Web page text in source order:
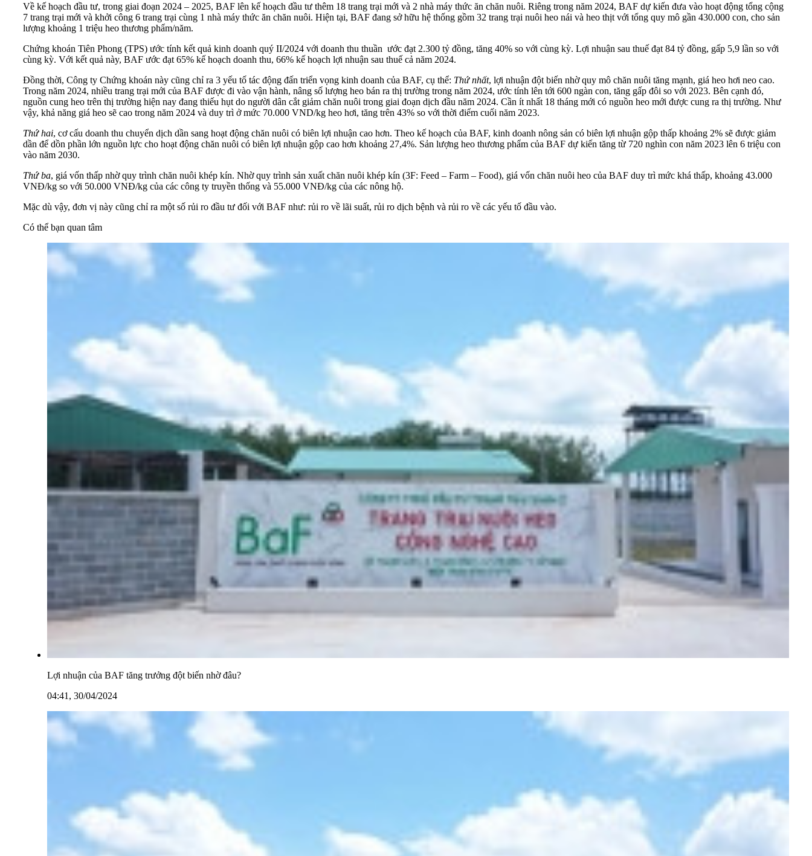
Về kế hoạch đầu tư, trong giai đoạn 2024 – 2025, BAF lên kế hoạch đầu tư thêm 18 trang trại mới và 2 nhà máy thức ăn chăn nuôi. Riêng trong năm 2024, BAF dự kiến đưa vào hoạt động tổng cộng
7 trang trại mới và khởi công 6 trang trại cùng 1 nhà máy thức ăn chăn nuôi. Hiện tại, BAF đang sở hữu hệ thống gồm 32 trang trại nuôi heo nái và heo thịt với tổng quy mô gần 430.000 con, cho sản
lượng khoảng 1 triệu heo thương phẩm/năm.
Chứng khoán Tiên Phong (TPS) ước tính kết quả kinh doanh quý II/2024 với doanh thu thuần ước đạt 2.300 tỷ đồng, tăng 40% so với cùng kỳ. Lợi nhuận sau thuế đạt 84 tỷ đồng, gấp 5,9 lần so với
cùng kỳ. Với kết quả này, BAF ước đạt 65% kế hoạch doanh thu, 66% kế hoạch lợi nhuận sau thuế cả năm 2024.
Đồng thời, Công ty Chứng khoán này cũng chỉ ra 3 yếu tố tác động đấn triển vọng kinh doanh của BAF, cụ thể: Thứ nhất, lợi nhuận đột biến nhờ quy mô chăn nuôi tăng mạnh, giá heo hơi neo cao.
Trong năm 2024, nhiều trang trại mới của BAF được đi vào vận hành, nâng số lượng heo bán ra thị trường trong năm 2024, ước tính lên tới 600 ngàn con, tăng gấp đôi so với 2023. Bên cạnh đó,
nguồn cung heo trên thị trường hiện nay đang thiếu hụt do người dân cắt giảm chăn nuôi trong giai đoạn dịch đầu năm 2024. Cần ít nhất 18 tháng mới có nguồn heo mới được cung ra thị trường. Như
vậy, khả năng giá heo sẽ cao trong năm 2024 và duy trì ở mức 70.000 VND/kg heo hơi, tăng trên 43% so với thời điểm cuối năm 2023.
Thứ hai, cơ cấu doanh thu chuyển dịch dần sang hoạt động chăn nuôi có biên lợi nhuận cao hơn. Theo kế hoạch của BAF, kinh doanh nông sản có biên lợi nhuận gộp thấp khoảng 2% sẽ được giảm
dần để dồn phần lớn nguồn lực cho hoạt động chăn nuôi có biên lợi nhuận gộp cao hơn khoảng 27,4%. Sản lượng heo thương phẩm của BAF dự kiến tăng từ 720 nghìn con năm 2023 lên 6 triệu con
vào năm 2030.
Thứ ba, giá vốn thấp nhờ quy trình chăn nuôi khép kín. Nhờ quy trình sản xuất chăn nuôi khép kín (3F: Feed – Farm – Food), giá vốn chăn nuôi heo của BAF duy trì mức khá thấp, khoảng 43.000
VNĐ/kg so với 50.000 VNĐ/kg của các công ty truyền thống và 55.000 VNĐ/kg của các nông hộ.
Mặc dù vậy, đơn vị này cũng chỉ ra một số rủi ro đầu tư đối với BAF như: rủi ro về lãi suất, rủi ro dịch bệnh và rủi ro về các yếu tố đầu vào.
Có thể bạn quan tâm
Lợi nhuận của BAF tăng trưởng đột biến nhờ đâu?
04:41, 30/04/2024